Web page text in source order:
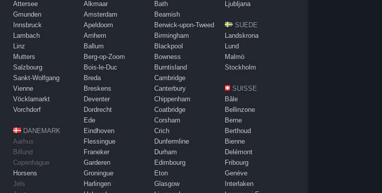
Attersee
Gmunden
Innsbruck
Lambach
Linz
Mutters
Salzbourg
Sankt-Wolfgang
Vienne
Vöcklamarkt
Vorchdorf
DANEMARK
Aarhus
Billund
Copenhague
Horsens
Jels
Alkmaar
Amsterdam
Apeldoorn
Arnhem
Ballum
Berg-op-Zoom
Bois-le-Duc
Breda
Breskens
Deventer
Dordrecht
Ede
Eindhoven
Flessingue
Franeker
Garderen
Groningue
Harlingen
Bath
Beamish
Berwick-upon-Tweed
Birmingham
Blackpool
Bowness
Burntisland
Cambridge
Canterbury
Chippenham
Coatbridge
Corsham
Crich
Dunfermline
Durham
Edimbourg
Eton
Glasgow
Ljubljana
SUEDE
Landskrona
Lund
Malmö
Stockholm
SUISSE
Bâle
Bellinzone
Berne
Berthoud
Bienne
Delémont
Fribourg
Genève
Interlaken